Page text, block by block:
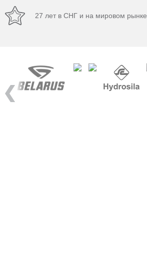
27 лет в СНГ и на мировом рынке
Previous